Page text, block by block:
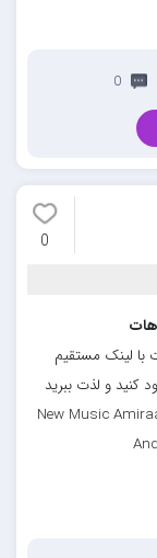
0
0
با لینک مستقیم
کنید و لذت ببرید
New Music